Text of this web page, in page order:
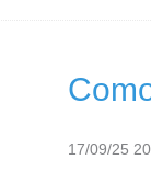
17/09/25